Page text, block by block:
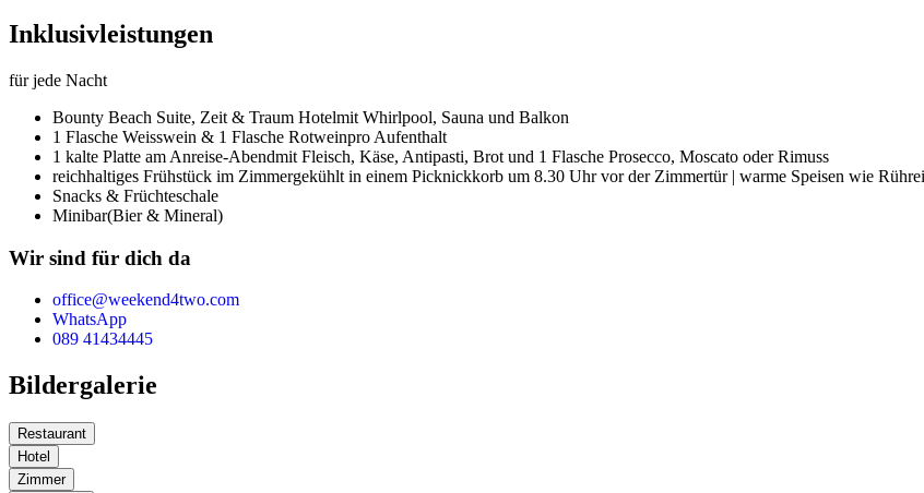
Inklusivleistungen
für jede Nacht
Bounty Beach Suite, Zeit & Traum Hotelmit Whirlpool, Sauna und Balkon
1 Flasche Weisswein & 1 Flasche Rotweinpro Aufenthalt
1 kalte Platte am Anreise-Abendmit Fleisch, Käse, Antipasti, Brot und 1 Flasche Prosecco, Moscato oder Rimuss
reichhaltiges Frühstück im Zimmergekühlt in einem Picknickkorb um 8.30 Uhr vor der Zimmertür | warme Speisen wie
Snacks & Früchteschale
Minibar(Bier & Mineral)
Wir sind für dich da
office@weekend4two.com
WhatsApp
089 41434445
Bildergalerie
Restaurant
Hotel
Zimmer